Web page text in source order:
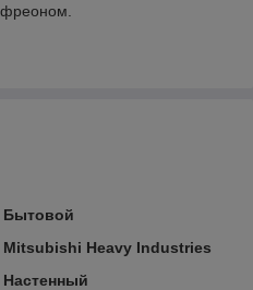
Бытовой
Mitsubishi Heavy Industries
Настенный